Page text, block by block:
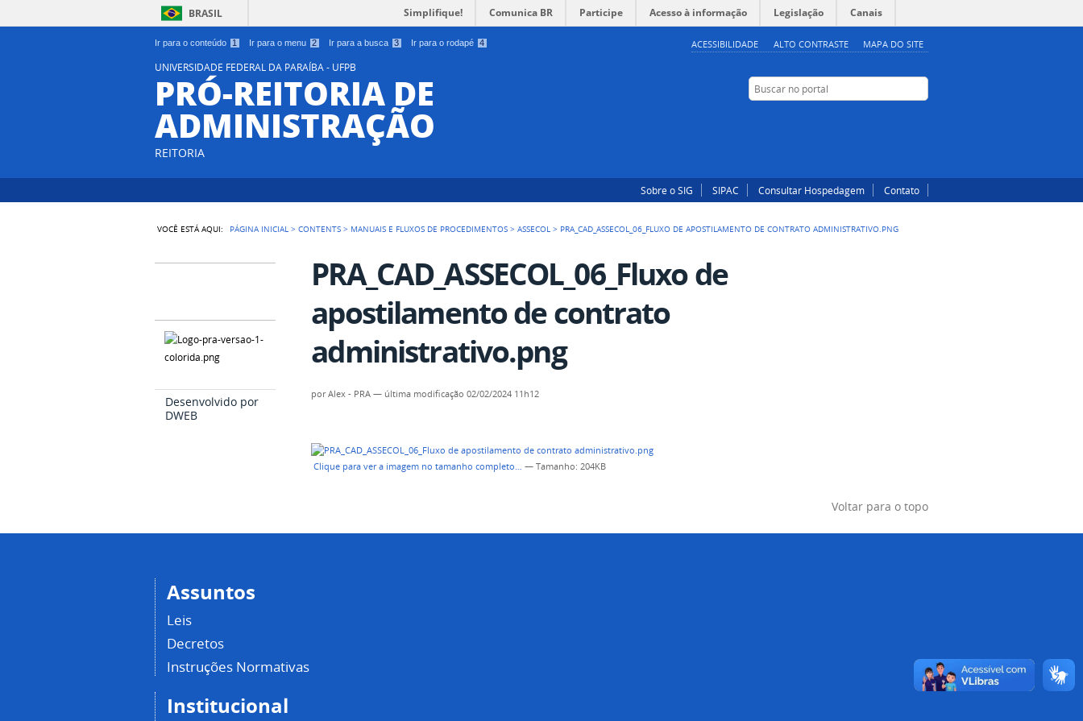
Ir para o conteúdo 1 Ir para o menu 2 Ir para a busca 3 Ir para o rodapé 4 ACESSIBILIDADE ALTO CONTRASTE MAPA DO SITE
BRASIL Simplifique! Comunica BR Participe Acesso à informação Legislação Canais
UNIVERSIDADE FEDERAL DA PARAÍBA - UFPB
PRÓ-REITORIA DE
ADMINISTRAÇÃO
REITORIA
Buscar no portal
Sobre o SIG SIPAC Consultar Hospedagem Contato
VOCÊ ESTÁ AQUI: PÁGINA INICIAL >CONTENTS > MANUAIS E FLUXOS DE PROCEDIMENTOS >ASSECOL > PRA_CAD_ASSECOL_06_FLUXO DE APOSTILAMENTO DE CONTRATO ADMINISTRATIVO.PNG
Desenvolvido por
DWEB
PRA_CAD_ASSECOL_06_Fluxo de
apostilamento de contrato
administrativo.png
porAlex - PRA — última modificação 02/02/2024 11h12
Clique para ver a imagem no tamanho completo… —Tamanho: 204KB
Voltar para o topo
Assuntos
Leis
Decretos
Instruções Normativas
Institucional